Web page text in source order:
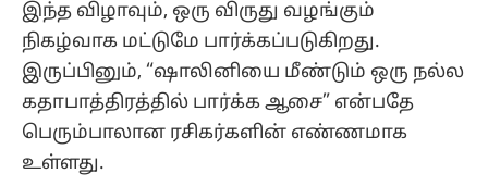
இந்த விழாவும், ஒரு விருது வழங்கும்
நிகழ்வாக மட்டுமே பார்க்கப்படுகிறது.
இருப்பினும், “ஷாலினியை மீண்டும் ஒரு நல்ல
கதாபாத்திரத்தில் பார்க்க ஆசை” என்பதே
பெரும்பாலான ரசிகர்களின் எண்ணமாக
உள்ளது.